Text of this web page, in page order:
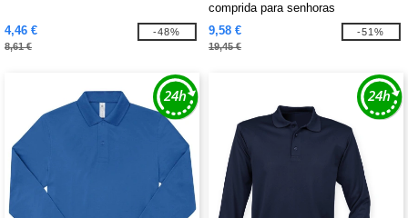
4,46 €
8,61 €
-48%
comprida para senhoras
9,58 €
19,45 €
-51%